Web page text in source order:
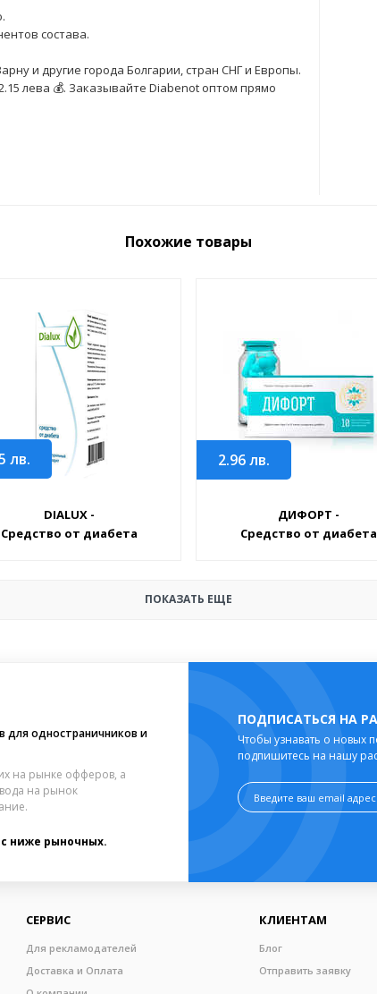
состава.
и другие города Болгарии, стран СНГ и Европы.
лева 💰. Заказывайте Diabenot оптом прямо
Похожие товары
лв.
DIALUX -
Средство от диабета
2.96лв.
ДИФОРТ -
Средство от диабета
ПОКАЗАТЬ ЕЩЕ
для одностраничников и
на рынке офферов, а
на рынок
ниже рыночных.
ПОДПИСАТЬСЯ НА
Чтобы узнавать о новых
подпишитесь на нашу
СЕРВИС
Для рекламодателей
Доставка и Оплата
КЛИЕНТАМ
Блог
Отправить заявку